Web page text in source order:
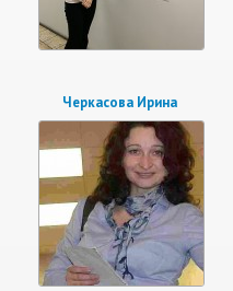
Черкасова Ирина